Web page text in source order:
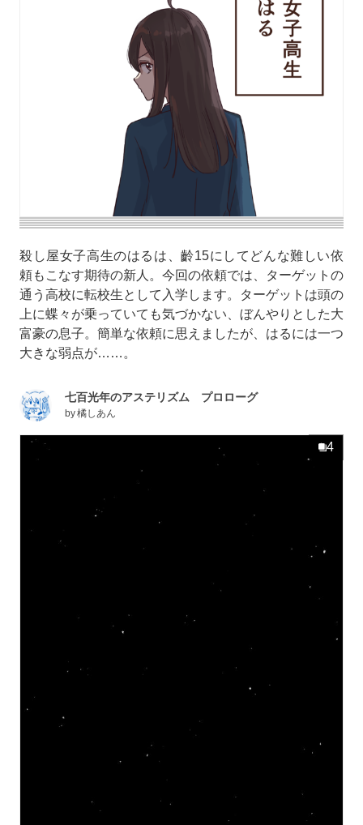
殺し屋女子高生のはるは、齡15にしてどんな難しい依
頼もこなす期待の新人。今回の依頼では、ターゲットの
通う高校に転校生として入学します。ターゲットは頭の
上に蝶々が乗っていても気づかない、ぼんやりとした大
富豪の息子。簡単な依頼に思えましたが、はるには一つ
大きな弱点が……。
七百光年のアステリズム プロローグ
by橘しあん
4